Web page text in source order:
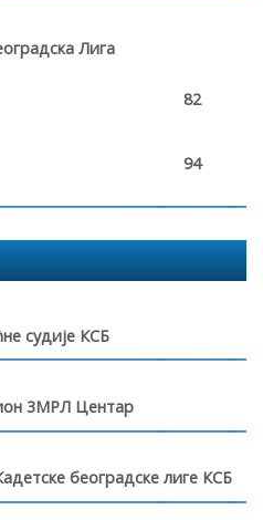
Лига
82
94
судије КСБ
3МРЛ Центар
београдске лиге КСБ